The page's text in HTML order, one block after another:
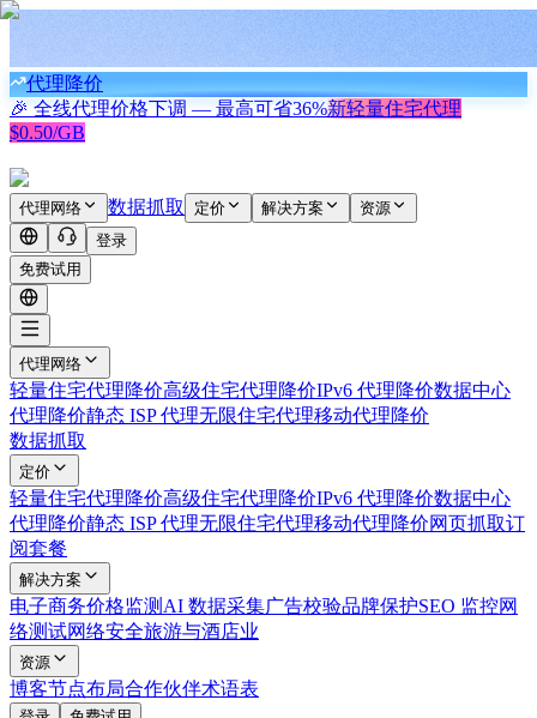
代理降价
🎉 全线代理价格下调 — 最高可省36%新轻量住宅代理
$0.50/GB
代理网络 数据抓取 定价 解决方案
资源
登录
免费试用
代理网络
轻量住宅代理降价高级住宅代理降价IPv6 代理降价数据中心
代理降价静态 ISP 代理无限住宅代理移动代理降价
数据抓取
定价
轻量住宅代理降价高级住宅代理降价IPv6 代理降价数据中心
代理降价静态 ISP 代理无限住宅代理移动代理降价网页抓取订
阅套餐
解决方案
电子商务价格监测 AI 数据采集广告校验品牌保护SEO 监控网
络测试网络安全旅游与酒店业
资源
博客节点布局合作伙伴术语表